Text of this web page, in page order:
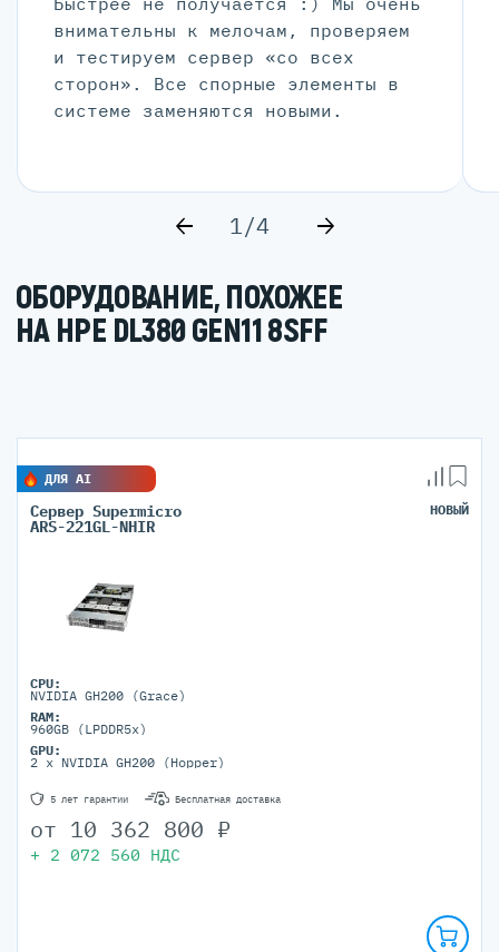
внимательны к мелочам, проверяем
и тестируем сервер «со всех
сторон». Все спорные элементы в
системе заменяются новыми.
1/4
ОБОРУДОВАНИЕ, ПОХОЖЕЕ
НА HPE DL380 GEN11 8SFF
ДЛЯ AI
Сервер Supermicro
ARS-221GL-NHIR
НОВЫЙ
CPU:
NVIDIA GH200 (Grace)
RAM:
960GB (LPDDR5x)
GPU:
2 x NVIDIA GH200 (Hopper)
5 лет гарантии Бесплатная доставка
от 10 362 800 ₽
+ 2 072 560 НДС